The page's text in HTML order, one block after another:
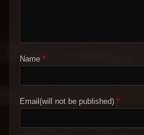
Name *
Email(will not be published) *